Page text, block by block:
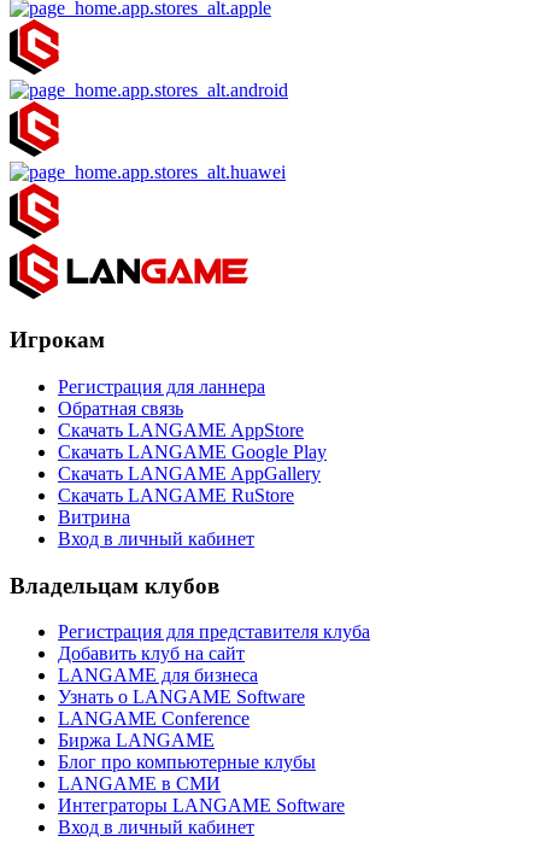
Игрокам
Регистрация для ланнера
Обратная связь
Скачать LANGAME AppStore
Скачать LANGAME Google Play
Скачать LANGAME AppGallery
Скачать LANGAME RuStore
Витрина
Вход в личный кабинет
Владельцам клубов
Регистрация для представителя клуба
Добавить клуб на сайт
LANGAME для бизнеса
Узнать о LANGAME Software
LANGAME Conference
Биржа LANGAME
Блог про компьютерные клубы
LANGAME в СМИ
Интеграторы LANGAME Software
Вход в личный кабинет